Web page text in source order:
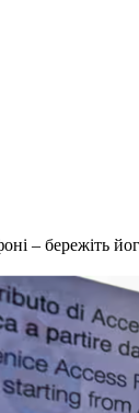
– бережіть